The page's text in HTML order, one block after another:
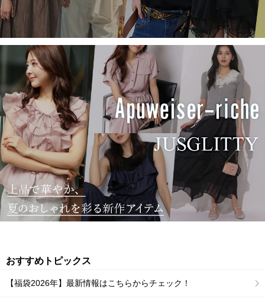
おすすめトピックス
【福袋2026年】最新情報はこちらからチェック！